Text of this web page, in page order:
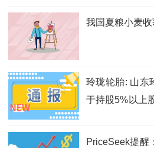
我国夏粮小麦
玲珑轮胎: 山东
于持股5%以上
PriceSeek提醒